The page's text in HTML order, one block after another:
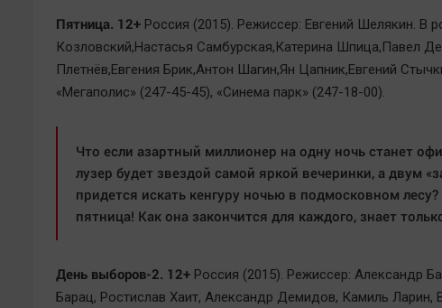
Пятница. 12+Россия (2015). Режиссер: Евгений Шелякин. В
Козловский,Настасья Самбурская,Катерина Шпица,Павел
Плетнёв,Евгения Брик,Антон Шагин,Ян Цапник,Евгений
«Мегаполис» (247-45-45), «Синема парк» (247-18-00).
Что если азартный миллионер на одну ночь станет
лузер будет звездой самой яркой вечеринки, а двум
придется искать кенгуру ночью в подмосковном
пятница! Как она закончится для каждого, знает
День выборов-2. 12+Россия (2015). Режиссер: Александр
Барац, Ростислав Хаит, Александр Демидов, Камиль Ларин,